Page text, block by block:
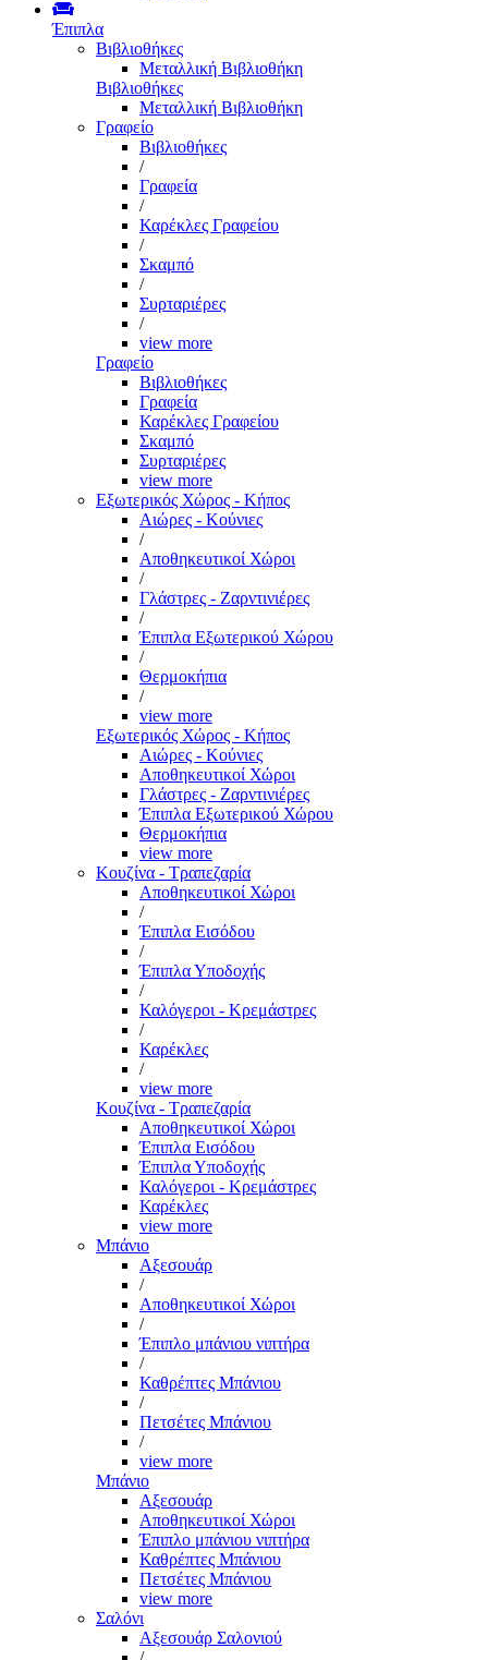
Έπιπλα
Βιβλιοθήκες
Μεταλλική Βιβλιοθήκη
Βιβλιοθήκες
Μεταλλική Βιβλιοθήκη
Γραφείο
Βιβλιοθήκες
/
Γραφεία
/
Καρέκλες Γραφείου
/
Σκαμπό
/
Συρταριέρες
/
view more
Γραφείο
Βιβλιοθήκες
Γραφεία
Καρέκλες Γραφείου
Σκαμπό
Συρταριέρες
view more
Εξωτερικός Χώρος - Κήπος
Αιώρες - Κούνιες
/
Αποθηκευτικοί Χώροι
/
Γλάστρες - Ζαρντινιέρες
/
Έπιπλα Εξωτερικού Χώρου
/
Θερμοκήπια
/
view more
Εξωτερικός Χώρος - Κήπος
Αιώρες - Κούνιες
Αποθηκευτικοί Χώροι
Γλάστρες - Ζαρντινιέρες
Έπιπλα Εξωτερικού Χώρου
Θερμοκήπια
view more
Κουζίνα - Τραπεζαρία
Αποθηκευτικοί Χώροι
/
Έπιπλα Εισόδου
/
Έπιπλα Υποδοχής
/
Καλόγεροι - Κρεμάστρες
/
Καρέκλες
/
view more
Κουζίνα - Τραπεζαρία
Αποθηκευτικοί Χώροι
Έπιπλα Εισόδου
Έπιπλα Υποδοχής
Καλόγεροι - Κρεμάστρες
Καρέκλες
view more
Μπάνιο
Αξεσουάρ
/
Αποθηκευτικοί Χώροι
/
Έπιπλο μπάνιου νιπτήρα
/
Καθρέπτες Μπάνιου
/
Πετσέτες Μπάνιου
/
view more
Μπάνιο
Αξεσουάρ
Αποθηκευτικοί Χώροι
Έπιπλο μπάνιου νιπτήρα
Καθρέπτες Μπάνιου
Πετσέτες Μπάνιου
view more
Σαλόνι
Αξεσουάρ Σαλονιού